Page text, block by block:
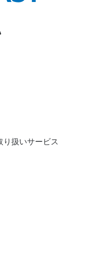
り扱いサービス